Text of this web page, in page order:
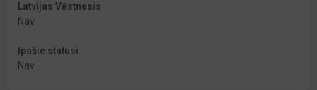
Latvijas Vēstnesis
Nav
Īpašie statusi
Nav